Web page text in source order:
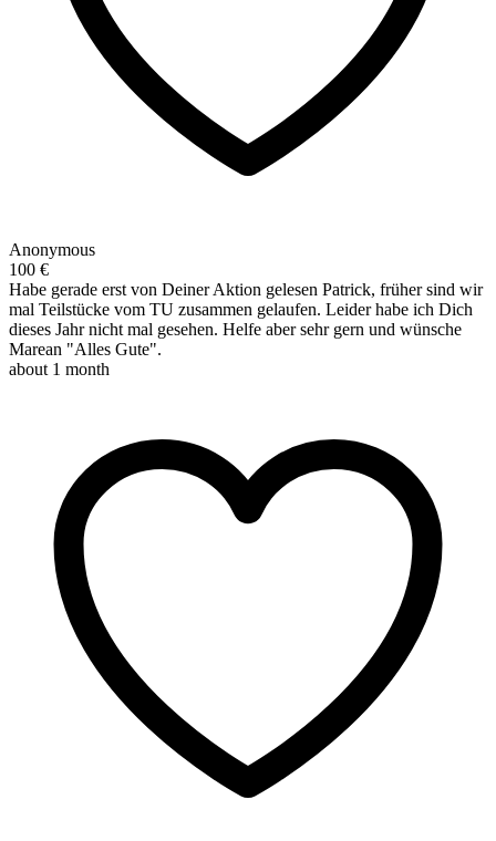
Anonymous
100 €
Habe gerade erst von Deiner Aktion gelesen Patrick, früher sind wir
mal Teilstücke vom TU zusammen gelaufen. Leider habe ich Dich
dieses Jahr nicht mal gesehen. Helfe aber sehr gern und wünsche
Marean "Alles Gute".
about 1 month